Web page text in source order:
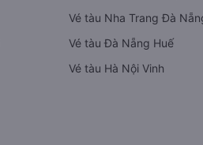
Vé tàu Nha Trang Đà
Vé tàu Đà Nẵng Huế
Vé tàu Hà Nội Vinh